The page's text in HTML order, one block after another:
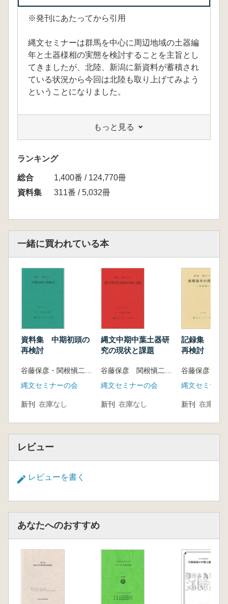
※発刊にあたってから引用
縄文セミナーは群馬を中心に周辺地域の土器編
年と土器様相の実態を検討することを主旨とし
てきましたが、北陸、新潟に新資料が蓄積され
ている状況から今回は北陸も取り上げてみよう
ということになりました。
もっと見る
ランキング
総合
1,400番 / 124,770冊
資料集
311番 / 5,032冊
一緒に買われている本
資料集 中期初頭の
再検討
谷藤保彦・関根愼二 編
縄文セミナーの会
新刊 在庫なし
縄文中期中葉土器研
究の現状と課題
谷藤保彦 関根愼二 編
縄文セミナーの会
新刊 在庫なし
記録集 前期
再検討
縄文セミナー
新刊 在庫なし
レビュー
レビューを書く
あなたへのおすすめ